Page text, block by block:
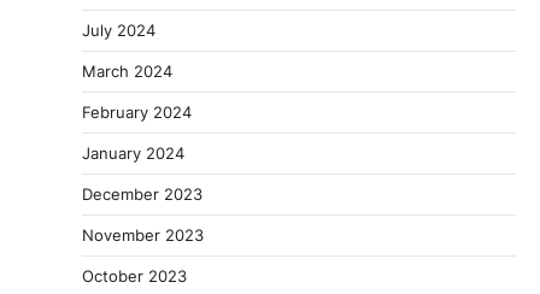
July 2024
March 2024
February 2024
January 2024
December 2023
November 2023
October 2023